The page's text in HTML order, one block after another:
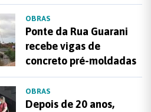
OBRAS
Ponte da Rua Guarani
recebe vigas de
concreto pré-moldadas
OBRAS
Depois de 20 anos,